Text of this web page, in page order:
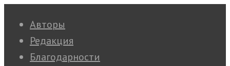
содержимому
Авторы
Редакция
Благодарности